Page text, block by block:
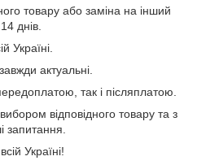
товару або заміна на інший
днів.
Україні.
актуальні.
так і післяплатою.
відповідного товару та з
запитання.
Україні!